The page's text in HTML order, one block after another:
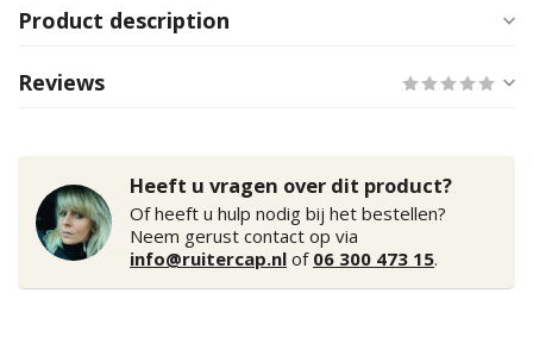
Product description
Reviews
Heeft u vragen over dit product?
Of heeft u hulp nodig bij het bestellen?
Neem gerust contact op via
info@ruitercap.nl of 06 300 473 15.